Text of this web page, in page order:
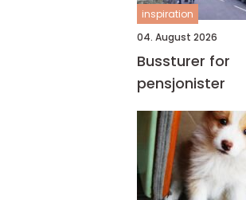
inspiration
04. August 2026
Bussturer for
pensjonister